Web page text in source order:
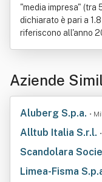
"media impresa" (tra
dichiarato è pari a
riferiscono all'anno
Aziende
Aluberg S.p.a. •
Alltub Italia S.r.l.
Scandolara
Limea-Fisma